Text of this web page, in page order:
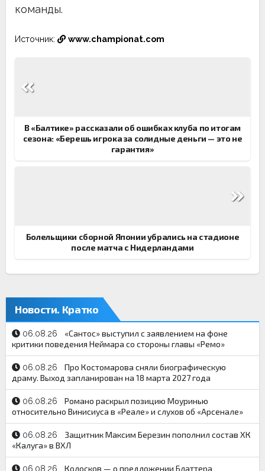
команды.
Источник: www.championat.com
по
В «Балтике» рассказали об ошибках клуба по итогам
сезона: «Берешь игрока за солидные деньги — это не
гарантия»
Болельщики сборной Японии убрались на стадионе
после матча с Нидерландами
Новости. Кратко
06.08.26
«Сантос» выступил с заявлением на фоне
критики поведения Неймара со стороны главы «Ремо»
06.08.26
Про Костомарова сняли биографическую
драму. Выход запланирован на 18 марта 2027 года
06.08.26
Романо раскрыл позицию Моуринью
относительно Винисиуса в «Реале» и слухов об «Арсенале»
06.08.26
Защитник Максим Березин пополнил состав ХК
«Калуга» в ВХЛ
06.08.26 Колосков — о предложении Блаттера